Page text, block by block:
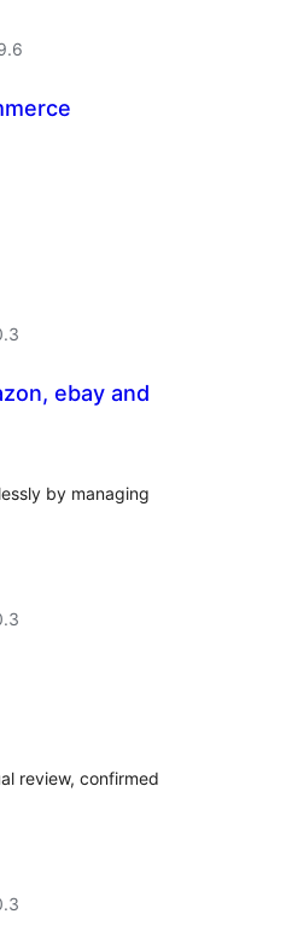
ebay and
by managing
review, confirmed